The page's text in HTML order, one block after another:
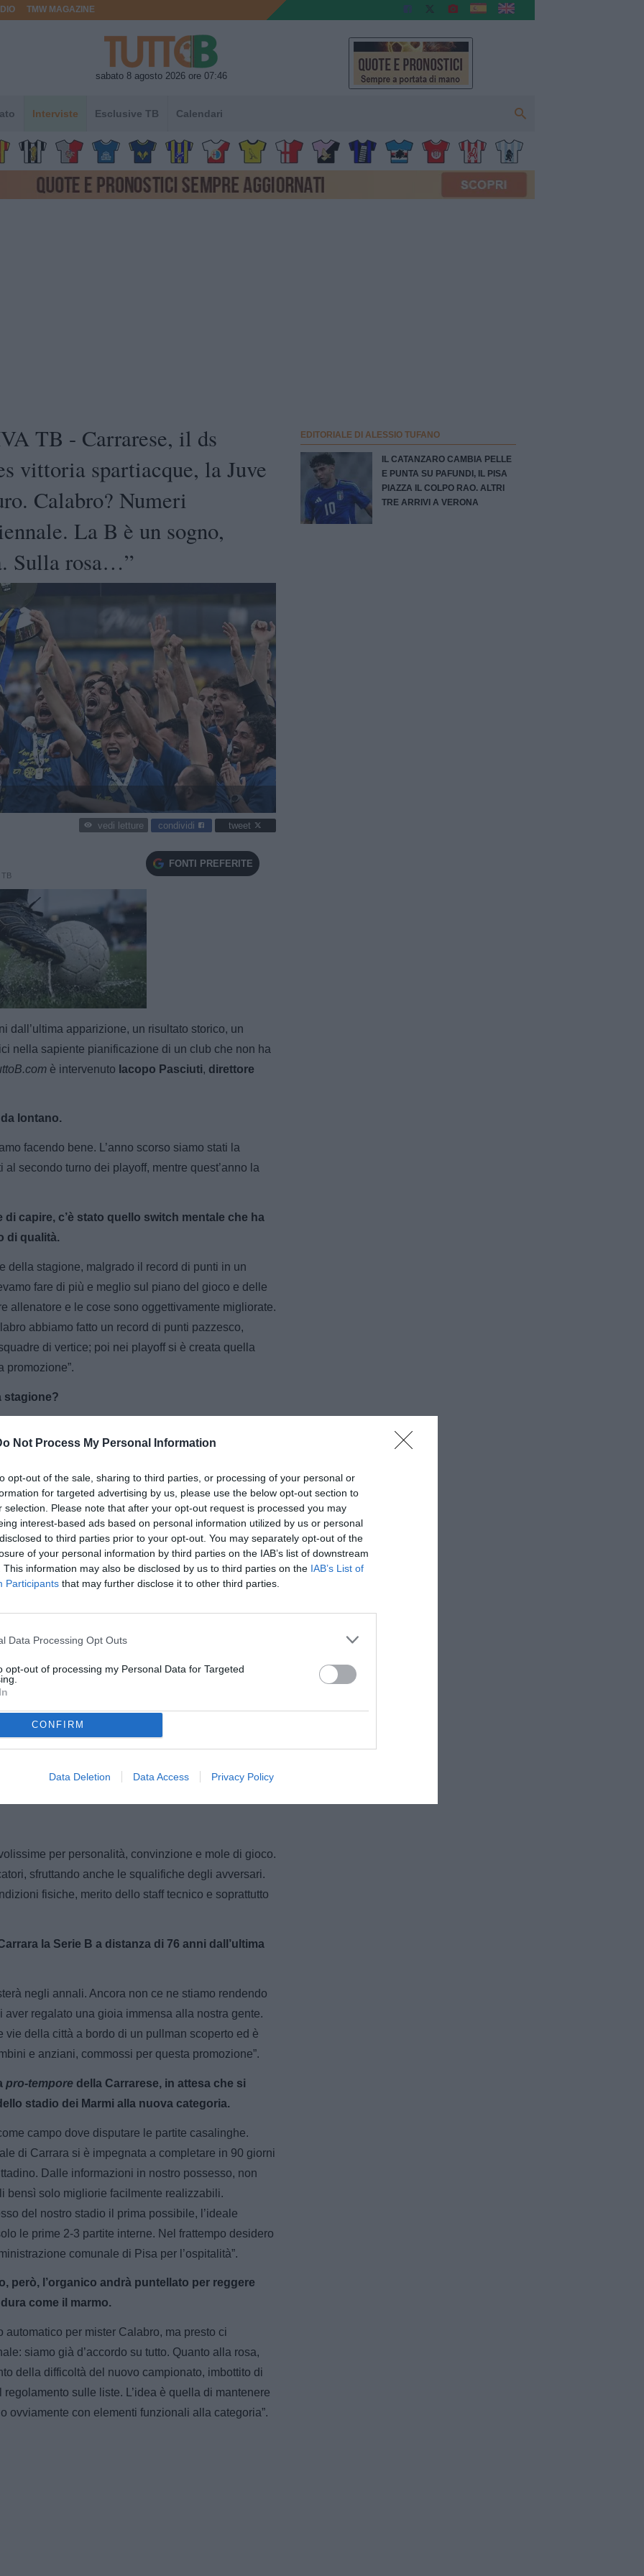
Not Process My Personal Information
opt-out of the sale, sharing to third parties, or processing of your personal or
for targeted advertising by us, please use the below opt-out section to
selection. Please note that after your opt-out request is processed you may
interest-based ads based on personal information utilized by us or personal
to third parties prior to your opt-out. You may separately opt-out of the
of your personal information by third parties on the IAB’s list of downstream
This information may also be disclosed by us to third parties on the IAB’s List of
Participants that may further disclose it to other third parties.
Data Processing Opt Outs
opt-out of processing my Personal Data for Targeted
CONFIRM
Data Deletion Data Access Privacy Policy
TMW MAGAZINE
sabato 8 agosto 2026 ore 07:46
Interviste Esclusive TB Calendari
TB - Carrarese, il ds
vittoria spartiacque, la Juve
Calabro? Numeri
La B è un sogno,
Sulla rosa…”
vedi letture condividi tweet
TB
FONTI PREFERITE
100.00%
dall’ultima apparizione, un risultato storico, un
nella sapiente pianificazione di un club che non ha
è intervenuto Iacopo Pasciuti, direttore
lontano.
facendo bene. L’anno scorso siamo stati la
secondo turno dei playoff, mentre quest’anno la
capire, c’è stato quello switch mentale che ha
di qualità.
della stagione, malgrado il record di punti in un
fare di più e meglio sul piano del gioco e delle
allenatore e le cose sono oggettivamente migliorate.
abbiamo fatto un record di punti pazzesco,
di vertice; poi nei playoff si è creata quella
promozione”.
stagione?
acquisito la consapevolezza di non aver nulla
cresciuti tanto, grazie a una nuova mentalità e
due partite difficilissime perché loro sono davvero
e vanno ai duemila. Solo una squadra forte
dal Vicenza nella doppia finale, la Carrarese è
di un Lane piuttosto spremuto.
per personalità, convinzione e mole di gioco.
sfruttando anche le squalifiche degli avversari.
fisiche, merito dello staff tecnico e soprattutto
la Serie B a distanza di 76 anni dall’ultima
negli annali. Ancora non ce ne stiamo rendendo
regalato una gioia immensa alla nostra gente.
vie della città a bordo di un pullman scoperto ed è
e anziani, commossi per questa promozione”.
pro-tempore della Carrarese, in attesa che si
stadio dei Marmi alla nuova categoria.
campo dove disputare le partite casalinghe.
di Carrara si è impegnata a completare in 90 giorni
Dalle informazioni in nostro possesso, non
bensì solo migliorie facilmente realizzabili.
del nostro stadio il prima possibile, l’ideale
le prime 2-3 partite interne. Nel frattempo desidero
comunale di Pisa per l’ospitalità”.
però, l’organico andrà puntellato per reggere
come il marmo.
per mister Calabro, ma presto ci
siamo già d’accordo su tutto. Quanto alla rosa,
della difficoltà del nuovo campionato, imbottito di
sulle liste. L’idea è quella di mantenere
ovviamente con elementi funzionali alla categoria”.
EDITORIALE DI ALESSIO TUFANO
IL CATANZARO CAMBIA PELLE
E PUNTA SU PAFUNDI, IL PISA
PIAZZA IL COLPO RAO. ALTRI
TRE ARRIVI A VERONA